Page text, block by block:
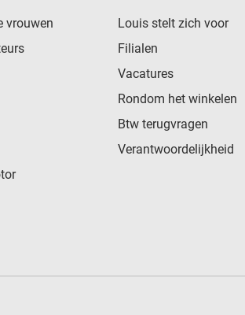
vrouwen
Louis stelt zich voor
Filialen
Vacatures
Rondom het winkelen
Btw terugvragen
Verantwoordelijkheid